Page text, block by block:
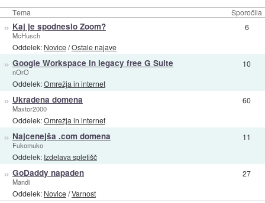
Tema Sporočila
» Kaj je spodneslo Zoom?
McHusch
Oddelek: Novice/Ostale najave
6
» Google Workspace in legacy free G Suite
nOrO
Oddelek:Omrežja in internet
10
» Ukradena domena
Maxtor2000
Oddelek:Omrežja in internet
60
» Najcenejša .com domena
Fukomuko
Oddelek: Izdelava spletišč
11
» GoDaddy napaden
Mandi
Oddelek: Novice/Varnost
27